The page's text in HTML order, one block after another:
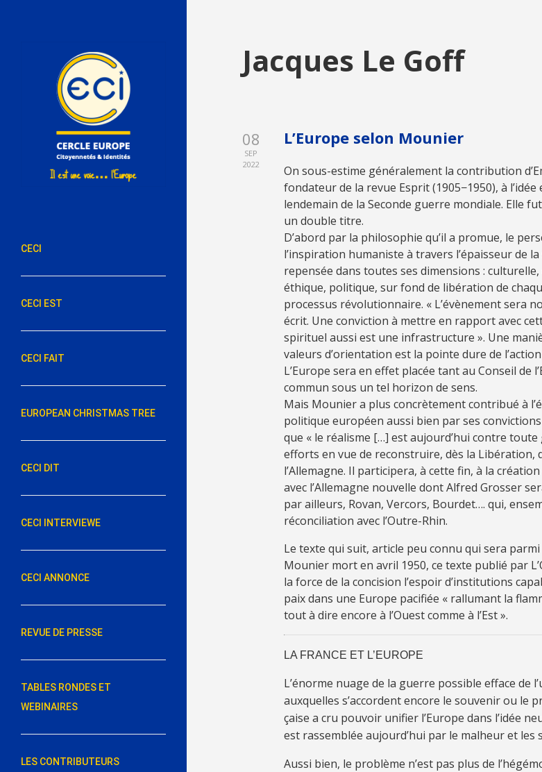
CECI
CECI EST
CECI FAIT
EUROPEAN CHRISTMAS TREE
CECI DIT
CECI INTERVIEWE
CECI ANNONCE
REVUE DE PRESSE
TABLES RONDES ET
WEBINAIRES
LES CONTRIBUTEURS
Jacques Le Goff
08
SEP
2022
L’Europe selon Mounier
On sous-estime généralement la contribution
fondateur de la revue Esprit (1905−1950), à
lendemain de la Seconde guerre mondiale. Elle
un double titre.
D’abord par la philosophie qu’il a promue, le
l’inspiration humaniste à travers l’épaisseur de
repensée dans toutes ses dimensions :
éthique, politique, sur fond de libération de
processus révolutionnaire. « L’évènement sera
écrit. Une conviction à mettre en rapport avec
spirituel aussi est une infrastructure ». Une
valeurs d’orientation est la pointe dure de
L’Europe sera en effet placée tant au Conseil de
commun sous un tel horizon de sens.
Mais Mounier a plus concrètement contribué à
politique européen aussi bien par ses
que « le réalisme […] est aujourd’hui contre toute
efforts en vue de reconstruire, dès la Libération,
l’Allemagne. Il participera, à cette fin, à la création
avec l’Allemagne nouvelle dont Alfred Grosser
par ailleurs, Rovan, Vercors, Bourdet…. qui,
réconciliation avec l’Outre-Rhin.
Le texte qui suit, article peu connu qui sera
Mounier mort en avril 1950, ce texte publié par
la force de la concision l’espoir d’institutions
paix dans une Europe pacifiée « rallumant la
tout à dire encore à l’Ouest comme à l’Est ».
LA FRANCE ET L’EUROPE
L’énorme nuage de la guerre pos­si­ble ef­face de
aux­quel­les s’ac­cor­dent en­core le sou­ve­nir ou le
çaise a cru pou­voir uni­fier l’Eu­rope dans l’idée
est ras­sem­blée au­jourd’hui par le mal­heur et les
Aus­si bien, le pro­blème n’est pas plus de